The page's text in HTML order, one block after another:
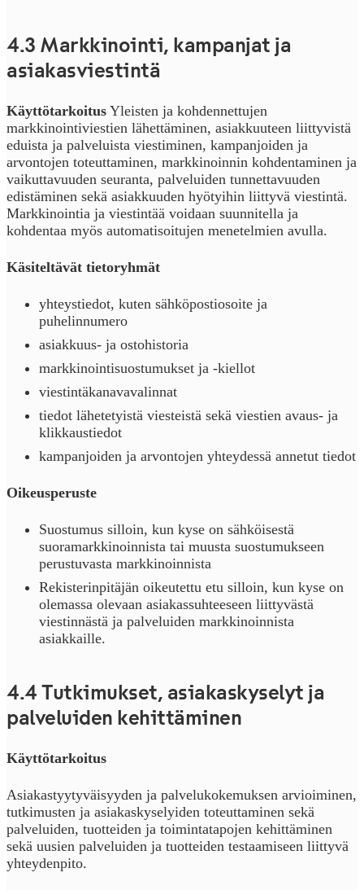
4.3 Markkinointi, kampanjat ja
asiakasviestintä
Käyttötarkoitus Yleisten ja kohdennettujen
markkinointiviestien lähettäminen, asiakkuuteen liittyvistä
eduista ja palveluista viestiminen, kampanjoiden ja
arvontojen toteuttaminen, markkinoinnin kohdentaminen ja
vaikuttavuuden seuranta, palveluiden tunnettavuuden
edistäminen sekä asiakkuuden hyötyihin liittyvä viestintä.
Markkinointia ja viestintää voidaan suunnitella ja
kohdentaa myös automatisoitujen menetelmien avulla.
Käsiteltävät tietoryhmät
yhteystiedot, kuten sähköpostiosoite ja
puhelinnumero
asiakkuus- ja ostohistoria
markkinointisuostumukset ja -kiellot
viestintäkanavavalinnat
tiedot lähetetyistä viesteistä sekä viestien avaus- ja
klikkaustiedot
kampanjoiden ja arvontojen yhteydessä annetut tiedot
Oikeusperuste
Suostumus silloin, kun kyse on sähköisestä
suoramarkkinoinnista tai muusta suostumukseen
perustuvasta markkinoinnista
Rekisterinpitäjän oikeutettu etu silloin, kun kyse on
olemassa olevaan asiakassuhteeseen liittyvästä
viestinnästä ja palveluiden markkinoinnista
asiakkaille.
4.4 Tutkimukset, asiakaskyselyt ja
palveluiden kehittäminen
Käyttötarkoitus
Asiakastyytyväisyyden ja palvelukokemuksen arvioiminen,
tutkimusten ja asiakaskyselyiden toteuttaminen sekä
palveluiden, tuotteiden ja toimintatapojen kehittäminen
sekä uusien palveluiden ja tuotteiden testaamiseen liittyvä
yhteydenpito.